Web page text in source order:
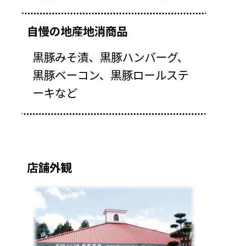
自慢の地産地消商品
黒豚みそ漬、黒豚ハンバーグ、
黒豚ベーコン、黒豚ロールステ
ーキなど
店舗外観